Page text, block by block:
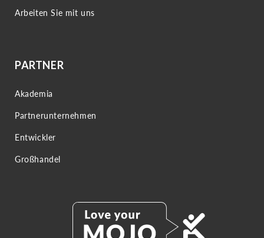
Arbeiten Sie mit uns
PARTNER
Akademia
Partnerunternehmen
Entwickler
Großhandel